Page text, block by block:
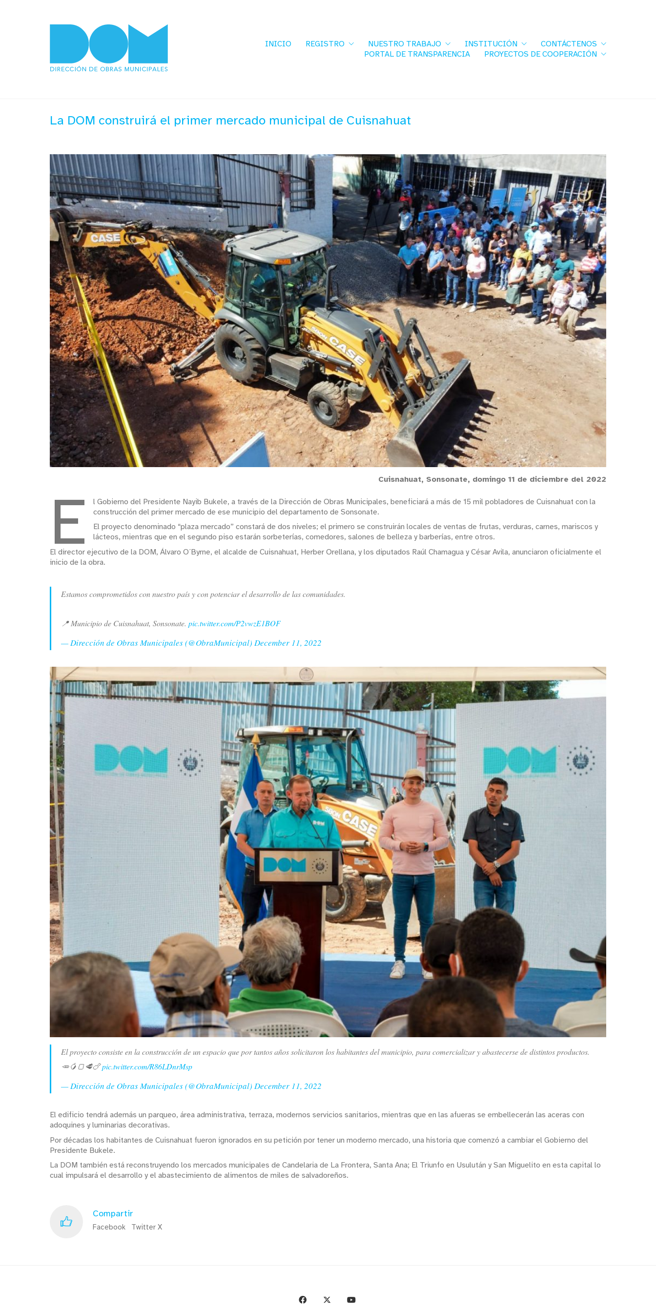
INICIO REGISTRO NUESTRO TRABAJO INSTITUCIÓN
CONTÁCTENOS
PORTAL DE TRANSPARENCIA
PROYECTOS DE COOPERACIÓN
La DOM construirá el primer mercado municipal de Cuisnahuat
Cuisnahuat, Sonsonate, domingo 11 de diciembre del 2022
E
l Gobierno del Presidente Nayib Bukele, a través de la Dirección de Obras Municipales, beneficiará a más de 15 mil pobladores de Cuisnahuat con la
construcción del primer mercado de ese municipio del departamento de Sonsonate.
El proyecto denominado “plaza mercado” constará de dos niveles; el primero se construirán locales de ventas de frutas, verduras, carnes, mariscos y
lácteos, mientras que en el segundo piso estarán sorbeterías, comedores, salones de belleza y barberías, entre otros.
El director ejecutivo de la DOM, Álvaro O´Byrne, el alcalde de Cuisnahuat, Herber Orellana, y los diputados Raúl Chamagua y César Avila, anunciaron oficialmente el
inicio de la obra.
Estamos comprometidos con nuestro país y con potenciar el desarrollo de las comunidades.
📍 Municipio de Cuisnahuat, Sonsonate. pic.twitter.com/P2vwzE1BOF
— Dirección de Obras Municipales (@ObraMunicipal) December 11, 2022
El proyecto consiste en la construcción de un espacio que por tantos años solicitaron los habitantes del municipio, para comercializar y abastecerse de distintos productos.
🥕🥭🍞🥩🍗pic.twitter.com/R86LDnrMsp
— Dirección de Obras Municipales (@ObraMunicipal) December 11, 2022
El edificio tendrá además un parqueo, área administrativa, terraza, modernos servicios sanitarios, mientras que en las afueras se embellecerán las aceras con
adoquines y luminarias decorativas.
Por décadas los habitantes de Cuisnahuat fueron ignorados en su petición por tener un moderno mercado, una historia que comenzó a cambiar el Gobierno del
Presidente Bukele.
La DOM también está reconstruyendo los mercados municipales de Candelaria de La Frontera, Santa Ana; El Triunfo en Usulután y San Miguelito en esta capital lo
cual impulsará el desarrollo y el abastecimiento de alimentos de miles de salvadoreños.
Compartir
Facebook Twitter X